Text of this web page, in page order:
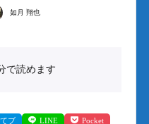
如月 翔也
で読めます
ブ LINE Pocket